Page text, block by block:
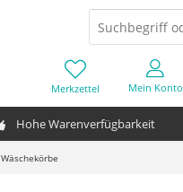
Hohe Warenverfügbarkeit
Merkzettel Mein Konto
Wäschekörbe